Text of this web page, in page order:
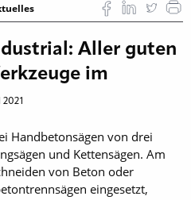
Aller guten
im
Handbetonsägen von drei
und Kettensägen. Am
von Beton oder
eingesetzt,